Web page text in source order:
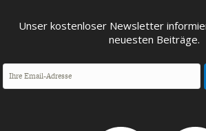
DAS POST-
Unser kostenloser Newsletter
neuesten Beiträge.